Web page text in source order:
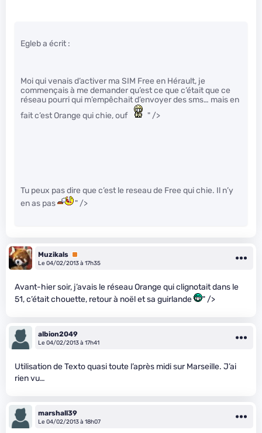
Egleb a écrit :
Moi qui venais d’activer ma SIM Free en Hérault, je
commençais à me demander qu’est ce que c’était que ce
réseau pourri qui m’empêchait d’envoyer des sms… mais en
fait c’est Orange qui chie, ouf
" />
Tu peux pas dire que c’est le reseau de Free qui chie. Il n’y
en as pas
" />
Muzikals Premium
Le 04/02/2013 à 17h35
Avant-hier soir, j’avais le réseau Orange qui clignotait dans le
51, c’était chouette, retour à noël et sa guirlande
" />
albion2049
Le 04/02/2013 à 17h41
Utilisation de Texto quasi toute l’après midi sur Marseille. J’ai
rien vu…
marshall39
Le 04/02/2013 à 18h07